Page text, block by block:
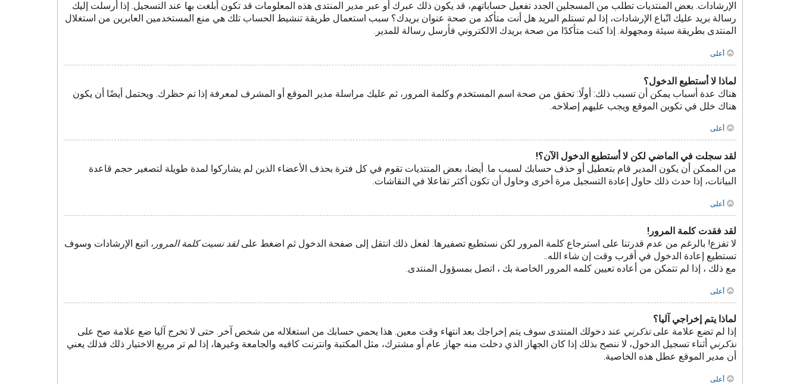
الإرشادات. بعض المنتديات تطلب من المسجلين الجدد تفعيل حساباتهم، قد يكون ذلك عبرك أو عبر مدير المنتدى هذه المعلومات قد تكون أبلغت بها عند التسجيل. إذا أرسلت إليك
رسالة بريد عليك اتّباع الإرشادات، إذا لم تستلم البريد هل أنت متأكد من صحة عنوان بريدك؟ سبب استعمال طريقة تنشيط الحساب تلك هي منع المستخدمين العابرين من استغلال
المنتدى بطريقة سيئة ومجهولة. إذا كنت متأكدًا من صحة بريدك الالكتروني فأرسل رسالة للمدير.
أعلى
لماذا لا أستطيع الدخول؟
هناك عدة أسباب يمكن أن تسبب ذلك: أولًا: تحقق من صحة اسم المستخدم وكلمة المرور، ثم عليك مراسلة مدير الموقع أو المشرف لمعرفة إذا تم حظرك. ويحتمل أيضًا أن يكون
هناك خلل في تكوين الموقع ويجب عليهم إصلاحه.
أعلى
لقد سجلت في الماضي لكن لا أستطيع الدخول الآن؟!
من الممكن أن يكون المدير قام بتعطيل أو حذف حسابك لسبب ما. أيضا، بعض المنتديات تقوم في كل فترة بحذف الأعضاء الذين لم يشاركوا لمدة طويلة لتصغير حجم قاعدة
البيانات، إذا حدث ذلك حاول إعادة التسجيل مرة أخرى وحاول أن تكون أكثر تفاعلا في النقاشات.
أعلى
لقد فقدت كلمة المرور!
لا تفزع! بالرغم من عدم قدرتنا على استرجاع كلمة المرور لكن نستطيع تصفيرها. لفعل ذلك انتقل إلى صفحة الدخول ثم اضغط علىلقد نسيت كلمة المرور ، اتبع الإرشادات وسوف
تستطيع إعادة الدخول في أقرب وقت إن شاء الله..
مع ذلك ، إذا لم تتمكن من أعاده تعيين كلمه المرور الخاصة بك ، اتصل بمسؤول المنتدى.
أعلى
لماذا يتم إخراجي آليا؟
إذا لم تضع علامة علىتذكرني عند دخولك المنتدى سوف يتم إخراجك بعد انتهاء وقت معين. هذا يحمي حسابك من استغلاله من شخص آخر. حتى لا تخرج آليا ضع علامة صح على
تذكرني أثناء تسجيل الدخول، لا ننصح بذلك إذا كان الجهاز الذي دخلت منه جهاز عام أو مشترك، مثل المكتبة وانترنت كافيه والجامعة وغيرها، إذا لم تر مربع الاختيار ذلك فذلك يعني
أن مدير الموقع عطل هذه الخاصية.
أعلى